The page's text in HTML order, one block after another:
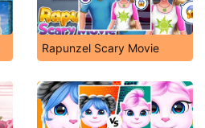
Rapunzel Scary Movie